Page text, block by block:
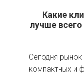
Какие
лучше
Сегодня
компактных и